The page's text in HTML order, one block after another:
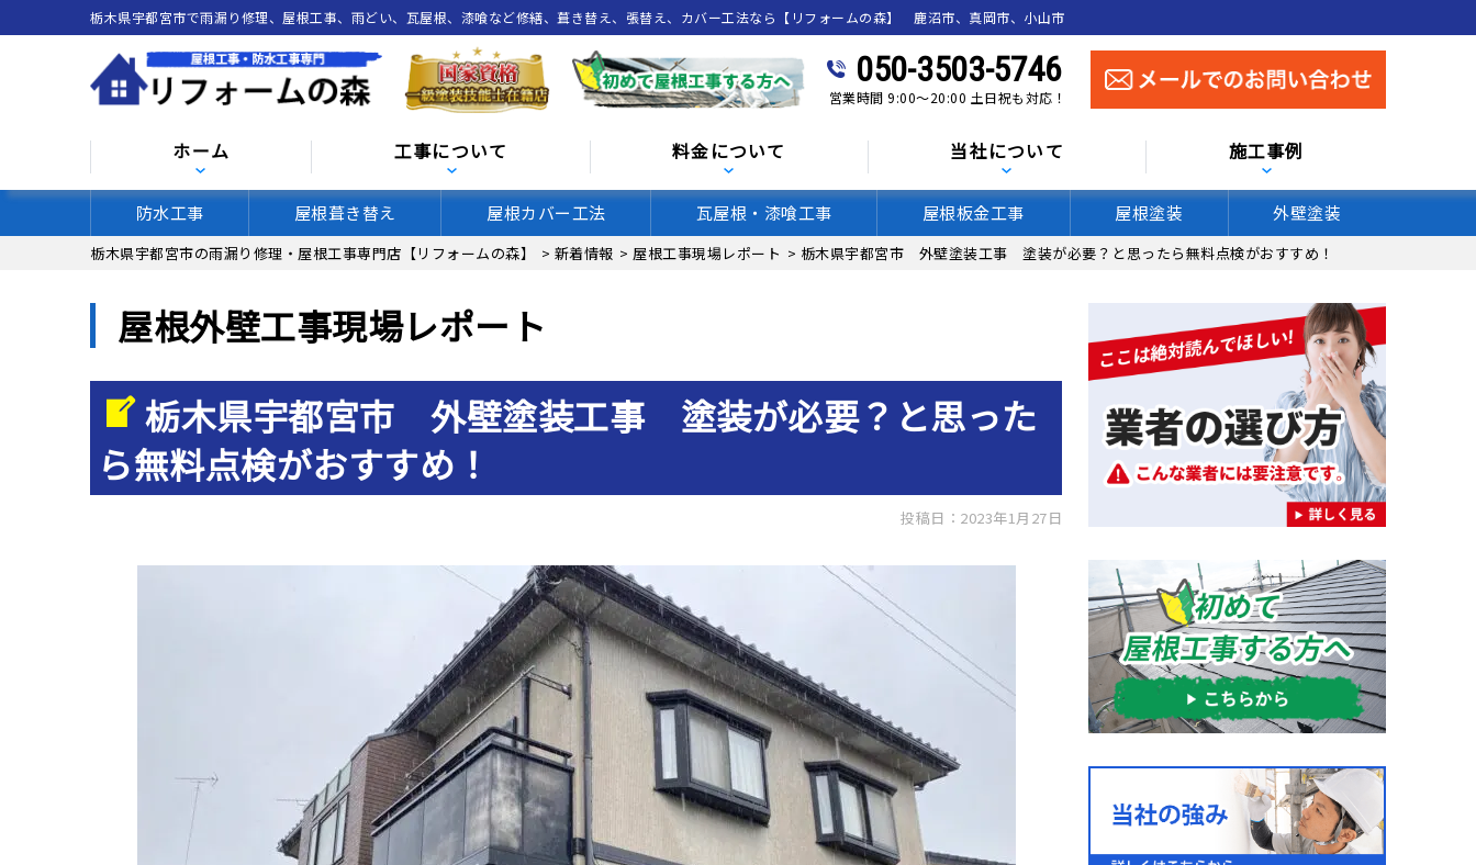
栃木県宇都宮市で雨漏り修理、屋根工事、雨どい、瓦屋根、漆喰など修繕、葺き替え、張替え、カバー工法なら【リフォームの森】 鹿沼市、真岡市、小山市
050-3503-5746
営業時間 9:00～20:00 土日祝も対応！
ホーム 工事について 料金について 当社について 施工事例
防水工事 屋根葺き替え 屋根カバー工法 瓦屋根・漆喰工事 屋根板金工事 屋根塗装 外壁塗装
栃木県宇都宮市の雨漏り修理・屋根工事専門店【リフォームの森】 > 新着情報 > 屋根工事現場レポート > 栃木県宇都宮市 外壁塗装工事 塗装が必要？と思ったら無料点検がおすすめ！
屋根外壁工事現場レポート
栃木県宇都宮市 外壁塗装工事 塗装が必要？と思った
ら無料点検がおすすめ！
投稿日：2023年1月27日